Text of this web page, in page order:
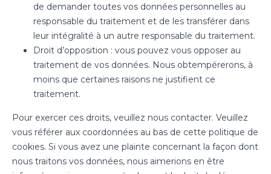
de demander toutes vos données personnelles au
responsable du traitement et de les transférer dans
leur intégralité à un autre responsable du traitement.
Droit d’opposition : vous pouvez vous opposer au
traitement de vos données. Nous obtempérerons, à
moins que certaines raisons ne justifient ce
traitement.
Pour exercer ces droits, veuillez nous contacter. Veuillez
vous référer aux coordonnées au bas de cette politique de
cookies. Si vous avez une plainte concernant la façon dont
nous traitons vos données, nous aimerions en être